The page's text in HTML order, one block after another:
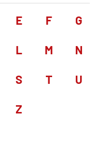
E F G
L M N
S T U
Z